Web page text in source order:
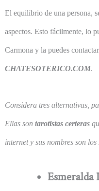
El equilibrio de una persona,
aspectos. Esto fácilmente, lo
Carmona y la puedes
CHATESOTERICO.COM.
Considera tres alternativas,
Ellas son tarotistas certeras
internet y sus nombres son los
Esmeralda